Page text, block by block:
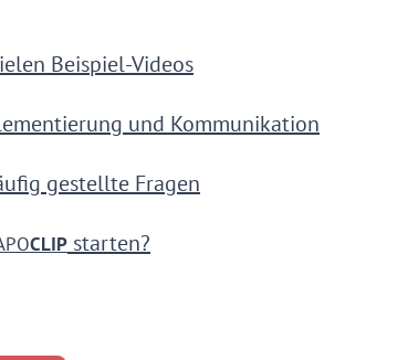
Beispiel-Videos
und Kommunikation
gestellte Fragen
CLIP starten?